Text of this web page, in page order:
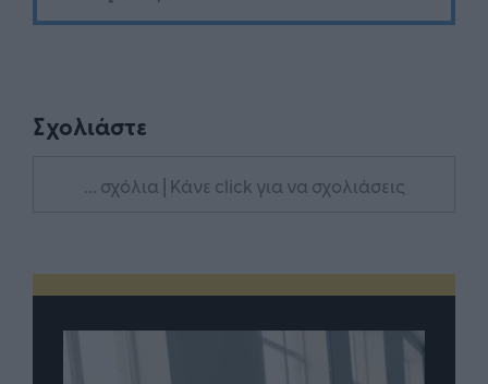
Σχολιάστε
... σχόλια | Κάνε click για να σχολιάσεις